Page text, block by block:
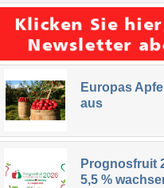
Europas
aus
Prognosfruit
5,5 %